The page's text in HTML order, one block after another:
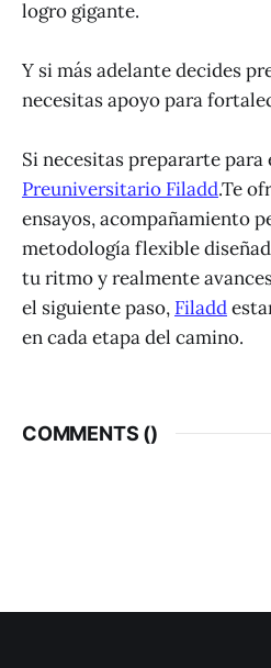
logro gigante.
Y si más adelante decides
necesitas apoyo para
Si necesitas prepararte para
Preuniversitario Filadd.Te
ensayos, acompañamiento
metodología flexible
tu ritmo y realmente
el siguiente paso, Filadd
en cada etapa del camino.
COMMENTS ()